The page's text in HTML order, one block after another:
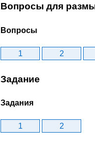
Вопросы для
Вопросы
1 2
Задание
Задания
1 2